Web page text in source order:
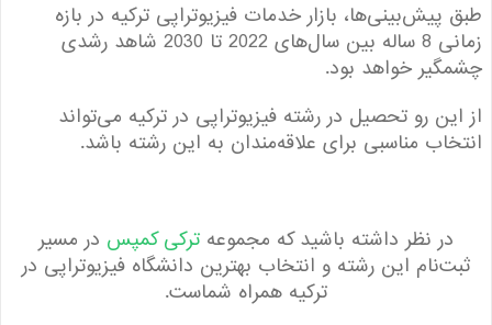
بازار خدمات فیزیوتراپی ترکیه در بازه
زمانی 8 ساله بین سال‌های 2022 تا 2030 شاهد رشدی
خواهد بود.
رو تحصیل در رشته فیزیوتراپی در ترکیه می‌تواند
مناسبی برای علاقه‌مندان به این رشته باشد.
در نظر داشته باشید که مجموعهترکی کمپسدر مسیر
این رشته و انتخاب بهترین دانشگاه فیزیوتراپی در
ترکیه همراه شماست.